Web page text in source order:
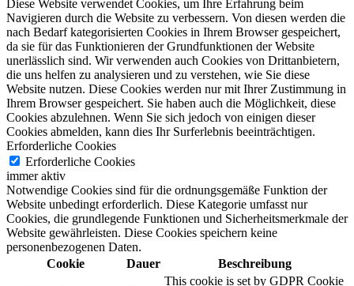
Diese Website verwendet Cookies, um Ihre Erfahrung beim
Navigieren durch die Website zu verbessern. Von diesen werden die
nach Bedarf kategorisierten Cookies in Ihrem Browser gespeichert,
da sie für das Funktionieren der Grundfunktionen der Website
unerlässlich sind. Wir verwenden auch Cookies von Drittanbietern,
die uns helfen zu analysieren und zu verstehen, wie Sie diese
Website nutzen. Diese Cookies werden nur mit Ihrer Zustimmung in
Ihrem Browser gespeichert. Sie haben auch die Möglichkeit, diese
Cookies abzulehnen. Wenn Sie sich jedoch von einigen dieser
Cookies abmelden, kann dies Ihr Surferlebnis beeinträchtigen.
Erforderliche Cookies
Erforderliche Cookies
immer aktiv
Notwendige Cookies sind für die ordnungsgemäße Funktion der
Website unbedingt erforderlich. Diese Kategorie umfasst nur
Cookies, die grundlegende Funktionen und Sicherheitsmerkmale der
Website gewährleisten. Diese Cookies speichern keine
personenbezogenen Daten.
Cookie
Dauer Beschreibung
This cookie is set by GDPR Cookie